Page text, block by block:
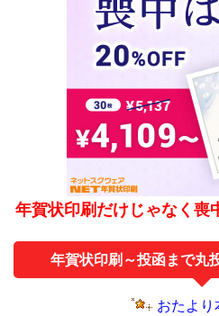
年賀状印刷だけじゃなく喪
年賀状印刷～投函まで丸
おたより